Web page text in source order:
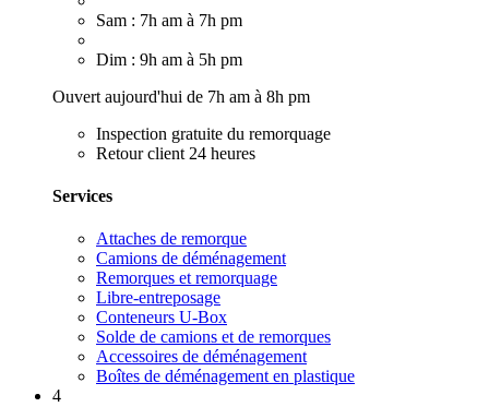
Sam : 7h am à 7h pm
Dim : 9h am à 5h pm
Ouvert aujourd'hui de 7h am à 8h pm
Inspection gratuite du remorquage
Retour client 24 heures
Services
Attaches de remorque
Camions de déménagement
Remorques et remorquage
Libre-entreposage
Conteneurs U-Box
Solde de camions et de remorques
Accessoires de déménagement
Boîtes de déménagement en plastique
4